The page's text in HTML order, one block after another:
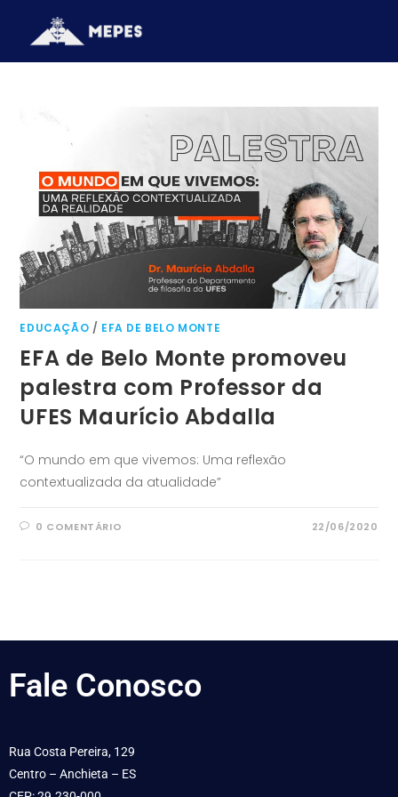
EDUCAÇÃO / EFA DE BELO MONTE
EFA de Belo Monte promoveu
palestra com Professor da
UFES Maurício Abdalla
“O mundo em que vivemos: Uma reflexão
contextualizada da atualidade”
0 COMENTÁRIO 22/06/2020
Fale Conosco
Rua Costa Pereira, 129
Centro – Anchieta – ES